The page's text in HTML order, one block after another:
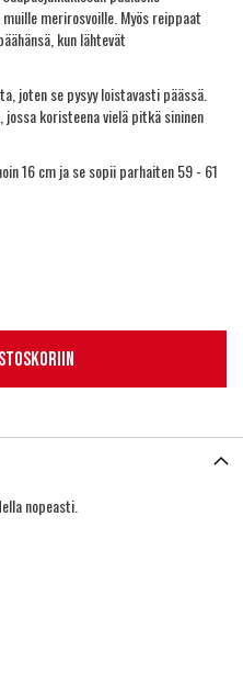
merirosvoille. Myös reippaat
kun lähtevät
joten se pysyy loistavasti päässä.
koristeena vielä pitkä sininen
16 cm ja se sopii parhaiten 59 - 61
nopeasti.